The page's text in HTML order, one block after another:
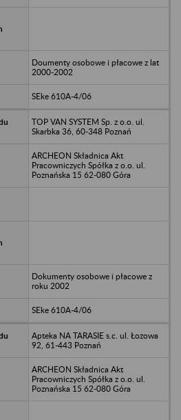
Doumenty osobowe i płacowe z lat
2000-2002
SEke 610A-4/06
TOP VAN SYSTEM Sp. z o.o. ul.
Skarbka 36, 60-348 Poznań
ARCHEON Składnica Akt
Pracowniczych Spółka z o.o. ul.
Poznańska 15 62-080 Góra
Dokumenty osobowe i płacowe z
roku 2002
SEke 610A-4/06
Apteka NA TARASIE s.c. ul. Łozowa
92, 61-443 Poznań
ARCHEON Składnica Akt
Pracowniczych Spółka z o.o. ul.
Poznańska 15 62-080 Góra